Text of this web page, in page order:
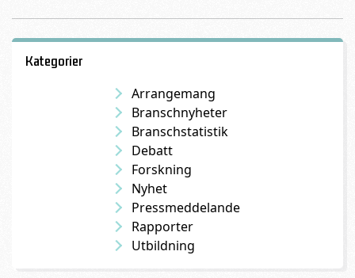
Kategorier
Arrangemang
Branschnyheter
Branschstatistik
Debatt
Forskning
Nyhet
Pressmeddelande
Rapporter
Utbildning